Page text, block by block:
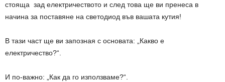
стояща зад електричеството и след това ще ви пренеса в
начина за поставяне на светодиод във вашата кутия!
В тази част ще ви запозная с основата: „Какво е
електричество?“.
И по-важно: „Как да го използваме?“.